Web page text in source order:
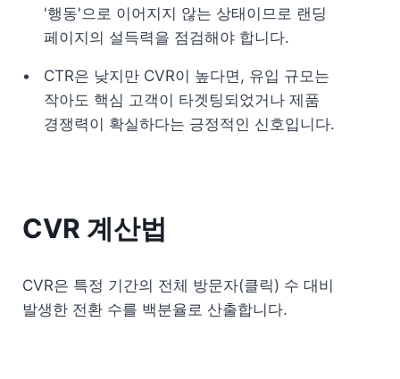
'행동'으로 이어지지 않는 상태이므로 랜딩
페이지의 설득력을 점검해야 합니다.
CTR은 낮지만 CVR이 높다면, 유입 규모는
작아도 핵심 고객이 타겟팅되었거나 제품
경쟁력이 확실하다는 긍정적인 신호입니다.
CVR 계산법
CVR은 특정 기간의 전체 방문자(클릭) 수 대비
발생한 전환 수를 백분율로 산출합니다.